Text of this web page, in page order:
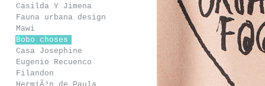
Casilda Y Jimena
Fauna urbana design
Mawi
Bobo choses
Casa Josephine
Eugenio Recuenco
Filandon